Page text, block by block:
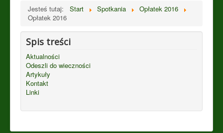
Jesteś tutaj: Start Spotkania
Opłatek 2016
Opłatek 2016
Spis treści
Aktualności
Odeszli do wieczności
Artykuły
Kontakt
Linki